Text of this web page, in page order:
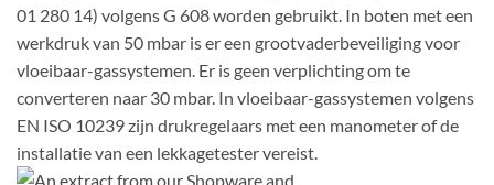
01 280 14) volgens G 608 worden gebruikt. In boten met een
werkdruk van 50 mbar is er een grootvaderbeveiliging voor
vloeibaar-gassystemen. Er is geen verplichting om te
converteren naar 30 mbar. In vloeibaar-gassystemen volgens
EN ISO 10239 zijn drukregelaars met een manometer of de
installatie van een lekkagetester vereist.